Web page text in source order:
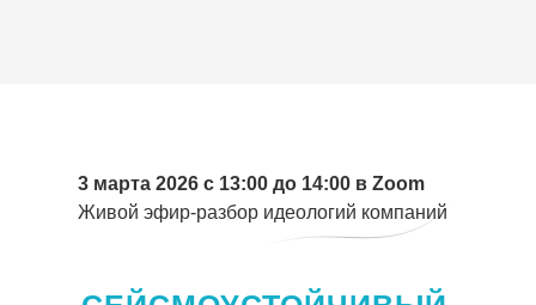
3 марта 2026 с 13:00 до 14:00 в Zoom
Живой эфир-разбор идеологий компаний